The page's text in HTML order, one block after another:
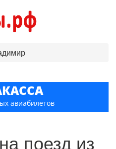
авиабилетов
поезд из